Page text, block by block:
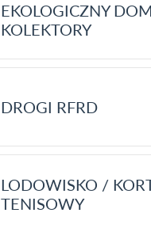
EKOLOGICZNY
KOLEKTORY
DROGI RFRD
LODOWISKO /
TENISOWY